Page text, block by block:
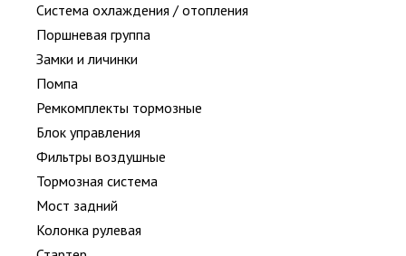
Система охлаждения / отопления
Поршневая группа
Замки и личинки
Помпа
Ремкомплекты тормозные
Блок управления
Фильтры воздушные
Тормозная система
Мост задний
Колонка рулевая